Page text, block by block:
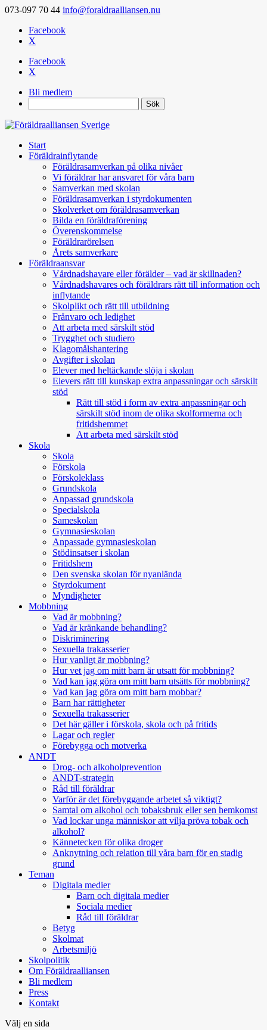
073-097 70 44 info@foraldraalliansen.nu
Facebook
X
Facebook
X
Bli medlem
Start
Föräldrainflytande
Föräldrasamverkan på olika nivåer
Vi föräldrar har ansvaret för våra barn
Samverkan med skolan
Föräldrasamverkan i styrdokumenten
Skolverket om föräldrasamverkan
Bilda en föräldraförening
Överenskommelse
Föräldrarörelsen
Årets samverkare
Föräldraansvar
Vårdnadshavare eller förälder – vad är skillnaden?
Vårdnadshavares och föräldrars rätt till information och
inflytande
Skolplikt och rätt till utbildning
Frånvaro och ledighet
Att arbeta med särskilt stöd
Trygghet och studiero
Klagomålshantering
Avgifter i skolan
Elever med heltäckande slöja i skolan
Elevers rätt till kunskap extra anpassningar och särskilt
stöd
Rätt till stöd i form av extra anpassningar och
särskilt stöd inom de olika skolformerna och
fritidshemmet
Att arbeta med särskilt stöd
Skola
Skola
Förskola
Förskoleklass
Grundskola
Anpassad grundskola
Specialskola
Sameskolan
Gymnasieskolan
Anpassade gymnasieskolan
Stödinsatser i skolan
Fritidshem
Den svenska skolan för nyanlända
Styrdokument
Myndigheter
Mobbning
Vad är mobbning?
Vad är kränkande behandling?
Diskriminering
Sexuella trakasserier
Hur vanligt är mobbning?
Hur vet jag om mitt barn är utsatt för mobbning?
Vad kan jag göra om mitt barn utsätts för mobbning?
Vad kan jag göra om mitt barn mobbar?
Barn har rättigheter
Sexuella trakasserier
Det här gäller i förskola, skola och på fritids
Lagar och regler
Förebygga och motverka
ANDT
Drog- och alkoholprevention
ANDT-strategin
Råd till föräldrar
Varför är det förebyggande arbetet så viktigt?
Samtal om alkohol och tobaksbruk eller sen hemkomst
Vad lockar unga människor att vilja pröva tobak och
alkohol?
Kännetecken för olika droger
Anknytning och relation till våra barn för en stadig
grund
Teman
Digitala medier
Barn och digitala medier
Sociala medier
Råd till föräldrar
Betyg
Skolmat
Arbetsmiljö
Skolpolitik
Om Föräldraalliansen
Bli medlem
Press
Kontakt
Välj en sida